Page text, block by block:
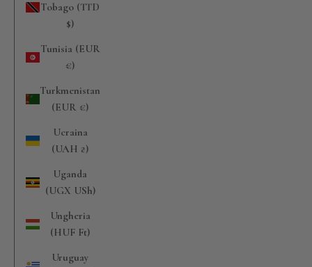
Tobago (TTD
$)
Tunisia (EUR
€)
Turkmenistan
(EUR €)
Ucraina
(UAH ₴)
Uganda
(UGX USh)
Ungheria
(HUF Ft)
Uruguay